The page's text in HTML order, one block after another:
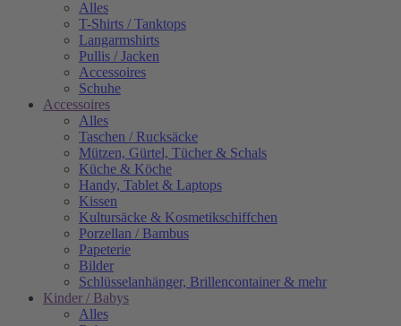
Alles
T-Shirts / Tanktops
Langarmshirts
Pullis / Jacken
Accessoires
Schuhe
Accessoires
Alles
Taschen / Rucksäcke
Mützen, Gürtel, Tücher & Schals
Küche & Köche
Handy, Tablet & Laptops
Kissen
Kultursäcke & Kosmetikschiffchen
Porzellan / Bambus
Papeterie
Bilder
Schlüsselanhänger, Brillencontainer & mehr
Kinder / Babys
Alles